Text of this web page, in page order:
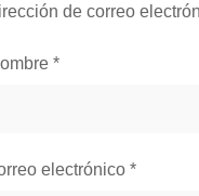
de correo
*
electrónico *